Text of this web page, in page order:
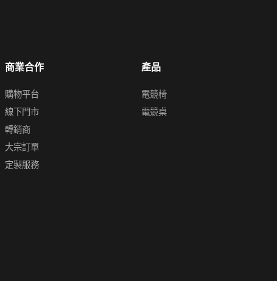
商業合作
購物平台
線下門市
轉銷商
大宗訂單
定製服務
產品
電競椅
電競桌